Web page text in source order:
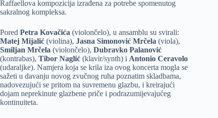
Raffaellova kompozicija izrađena za potrebe spomenutog
sakralnog kompleksa.
Pored Petra Kovačića (violončelo), u ansamblu su svirali:
Matej Mijalić (violina), Jasna Simonović Mrčela (viola),
Smiljan Mrčela (violončelo), Dubravko Palanović
(kontrabas), Tibor Naglić (klavir/synth) i Antonio Ceravolo
(udaraljke). Namjera koja se krila iza ovog koncerta mogla se
sažeti u davanju novog zvučnog ruha poznatim skladbama,
nadovezujući se pritom na suvremenu glazbu, i kreirajući
dojam neprekinute glazbene priče i podrazumijevajućeg
kontinuiteta.